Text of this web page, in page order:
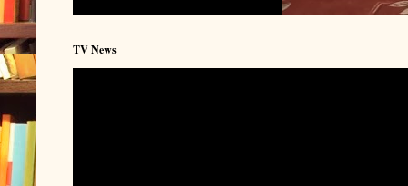
TV News